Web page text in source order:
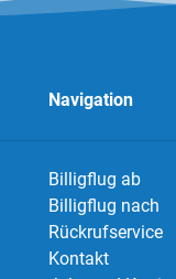
Navigation
Billigflug ab
Billigflug nach
Rückrufservice
Kontakt